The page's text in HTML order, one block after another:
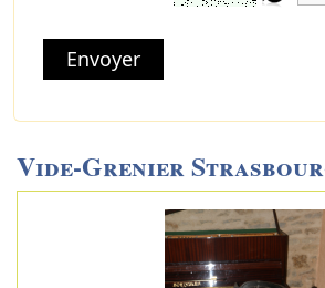
Envoyer
Vide-Grenier